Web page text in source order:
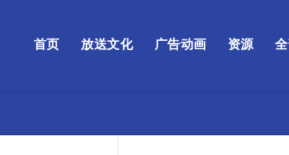
首页 放送文化 广告动画 资源